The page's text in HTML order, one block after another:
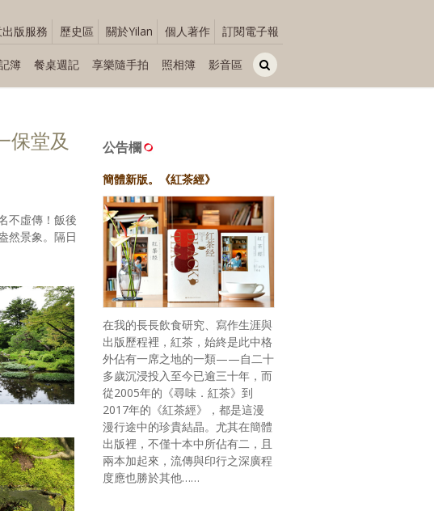
版服務 歷史區 關於Yilan 個人著作 訂閱電子報
簿 餐桌週記 享樂隨手拍 照相簿 影音區
保堂及
不虛傳！飯後
然景象。隔日
公告欄
簡體新版。《紅茶經》
在我的長長飲食研究、寫作生涯與
出版歷程裡，紅茶，始終是此中格
外佔有一席之地的一類——自二十
多歲沉浸投入至今已逾三十年，而
從2005年的《尋味．紅茶》到
2017年的《紅茶經》，都是這漫
漫行途中的珍貴結晶。尤其在簡體
出版裡，不僅十本中所佔有二，且
兩本加起來，流傳與印行之深廣程
度應也勝於其他……